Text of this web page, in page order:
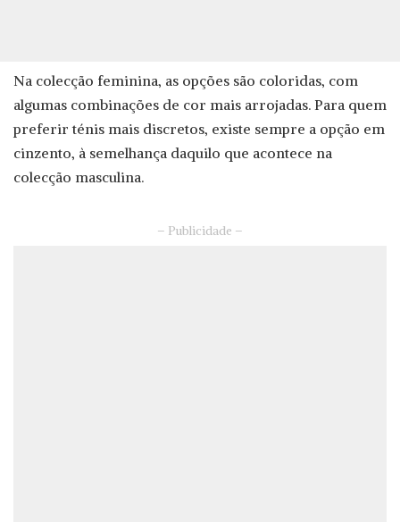
Na colecção feminina, as opções são coloridas, com
algumas combinações de cor mais arrojadas. Para quem
preferir ténis mais discretos, existe sempre a opção em
cinzento, à semelhança daquilo que acontece na
colecção masculina.
– Publicidade –